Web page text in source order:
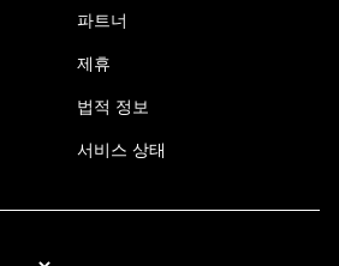
파트너
제휴
법적 정보
서비스 상태